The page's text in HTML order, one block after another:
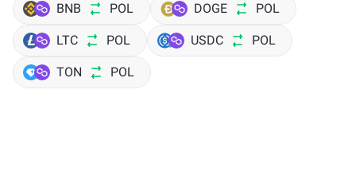
BNB POL DOGE POL
LTC POL USDC POL
TON POL